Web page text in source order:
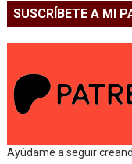
SUSCRÍBETE A MI
Ayúdame a seguir